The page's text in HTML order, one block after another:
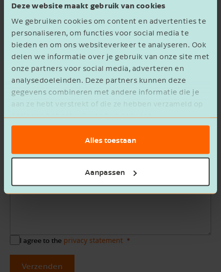
Deze website maakt gebruik van cookies
We gebruiken cookies om content en advertenties te
personaliseren, om functies voor social media te
bieden en om ons websiteverkeer te analyseren. Ook
delen we informatie over je gebruik van onze site met
onze partners voor social media, adverteren en
analysedoeleinden. Deze partners kunnen deze
gegevens combineren met andere informatie die je
aan ze hebt verstrekt of die ze hebben verzameld op
basis van het gebruik van hun services.
Alles toestaan
Aanpassen
Last name
Work phone
Email address
Company name
Message
I agree to the privacy statement
Verzenden